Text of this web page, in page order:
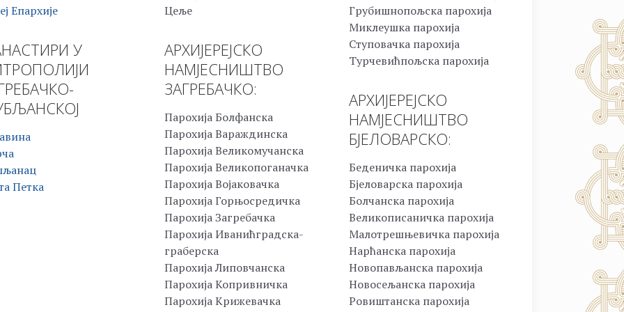
Епархије
У
Петка
Цеље
АРХИЈЕРЕЈСКО
НАМЈЕСНИШТВО
ЗАГРЕБАЧКО:
Парохија Болфанска
Парохија Вараждинска
Парохија Великомучанска
Парохија Великопоганачка
Парохија Војаковачка
Парохија Горњосредичка
Парохија Загребачка
Парохија Иванићградска-
граберска
Парохија Липовчанска
Парохија Копривничка
Парохија Крижевачка
Грубишнопољска парохија
Миклеушка парохија
Ступовачка парохија
Турчевићпољска парохија
АРХИЈЕРЕЈСКО
НАМЈЕСНИШТВО
БЈЕЛОВАРСКО:
Беденичка парохија
Бјеловарска парохија
Болчанска парохија
Великописаничка парохија
Малотрешњевичка парохија
Нарћанска парохија
Новопављанска парохија
Новосељанска парохија
Ровиштанска парохија